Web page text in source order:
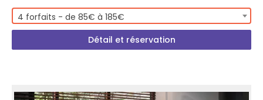
4 forfaits - de 85€ à 185€
Détail et réservation